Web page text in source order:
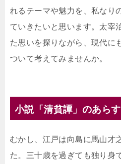
れるテーマや魅力を、私なり
ていきたいと思います。太宰
た思いを探りながら、現代に
ついて考えてみませんか。
小説「清貧譚」のあら
むかし、江戸は向島に馬山才
た。三十歳を過ぎても独り身